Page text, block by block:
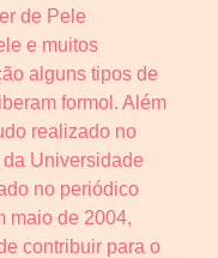
de Pele
e muitos
alguns tipos de
formol. Além
realizado no
Universidade
no periódico
maio de 2004,
contribuir para o